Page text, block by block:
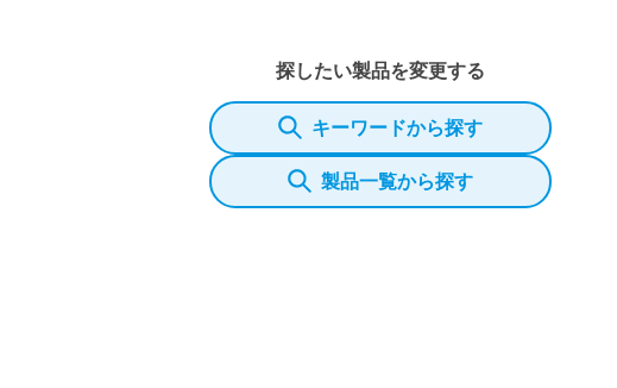
探したい製品を変更する
キーワードから探す
製品一覧から探す